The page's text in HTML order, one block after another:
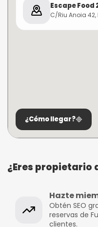
Escape Food
C/Riu Anoia
¿Cómo llegar?
¿Eres propietario
Hazte
Obtén SEO
reservas de
clientes.